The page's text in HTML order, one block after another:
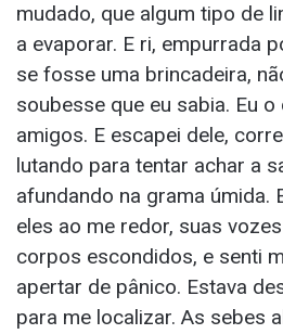
mudado, que algum tipo de
a evaporar. E ri, empurrada
se fosse uma brincadeira,
soubesse que eu sabia. Eu
amigos. E escapei dele,
lutando para tentar achar a
afundando na grama úmida.
eles ao me redor, suas
corpos escondidos, e senti
apertar de pânico. Estava
para me localizar. As sebes